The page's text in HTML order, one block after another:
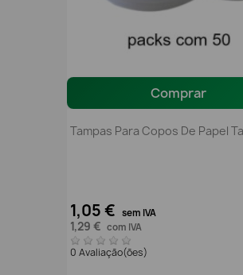
Comprar
Tampas Para Copos De Papel
1,05 € sem IVA
1,29 € com IVA
0 Avaliação(ões)